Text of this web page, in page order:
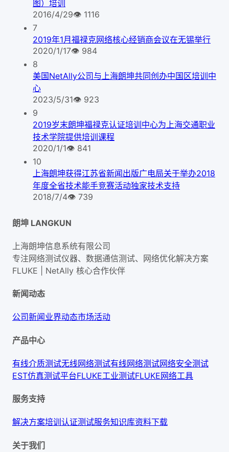
图）培训
2016/4/29👁 1116
7
2019年1月福禄克网络核心经销商会议在无锡举行
2020/1/17👁 984
8
美国NetAlly公司与上海朗坤共同创办中国区培训中
心
2023/5/31👁 923
9
2019岁末朗坤福禄克认证培训中心为上海交通职业
技术学院提供培训课程
2020/1/1👁 841
10
上海朗坤获得江苏省新闻出版广电局关于举办2018
年度全省技术能手竞赛活动独家技术支持
2018/7/4👁 739
朗坤 LANGKUN
上海朗坤信息系统有限公司
专注网络测试仪器、数据通信测试、网络优化解决方案
FLUKE | NetAlly 核心合作伙伴
新闻动态
公司新闻业界动态市场活动
产品中心
有线介质测试无线网络测试有线网络测试网络安全测试
EST仿真测试平台FLUKE工业测试FLUKE网络工具
服务支持
解决方案培训认证测试服务知识库资料下载
关于我们